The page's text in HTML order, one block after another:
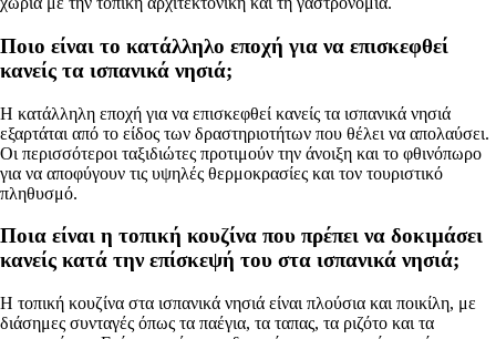
Ποιο είναι το κατάλληλο εποχή για να επισκεφθεί
κανείς τα ισπανικά νησιά;
Η κατάλληλη εποχή για να επισκεφθεί κανείς τα ισπανικά νησιά
εξαρτάται από το είδος των δραστηριοτήτων που θέλει να απολαύσει.
Οι περισσότεροι ταξιδιώτες προτιμούν την άνοιξη και το φθινόπωρο
για να αποφύγουν τις υψηλές θερμοκρασίες και τον τουριστικό
πληθυσμό.
Ποια είναι η τοπική κουζίνα που πρέπει να δοκιμάσει
κανείς κατά την επίσκεψή του στα ισπανικά νησιά;
Η τοπική κουζίνα στα ισπανικά νησιά είναι πλούσια και ποικίλη, με
διάσημες συνταγές όπως τα παέγια, τα ταπας, τα ριζότο και τα